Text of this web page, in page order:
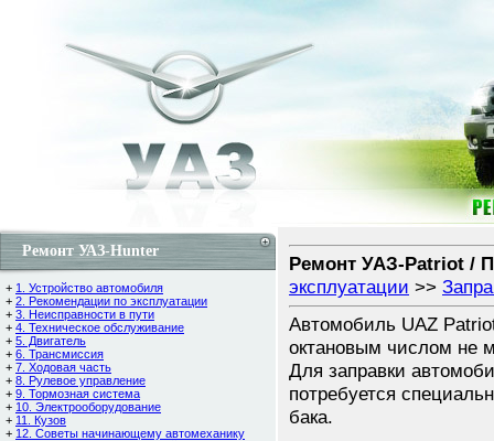
Ремонт УАЗ-Hunter
+ 1. Устройство автомобиля
+ 2. Рекомендации по эксплуатации
+ 3. Неисправности в пути
+ 4. Техническое обслуживание
+ 5. Двигатель
+ 6. Трансмиссия
+ 7. Ходовая часть
+ 8. Рулевое управление
+ 9. Тормозная система
+ 10. Электрооборудование
+ 11. Кузов
+ 12. Советы начинающему автомеханику
Ремонт УАЗ-Patriot /
эксплуатации >>
Автомобиль UAZ
октановым числом не
Для заправки
потребуется
бака.